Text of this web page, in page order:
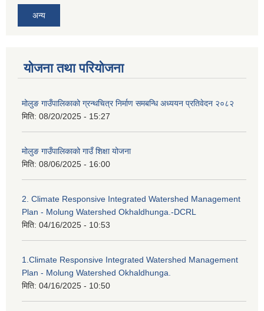
अन्य
योजना तथा परियोजना
मोलुङ गाउँपालिकाको ग्रन्थचित्र निर्माण समबन्धि अध्ययन प्रतिवेदन २०८२
मिति: 08/20/2025 - 15:27
मोलुङ गाउँपालिकाको गाउँ शिक्षा योजना
मिति: 08/06/2025 - 16:00
2. Climate Responsive Integrated Watershed Management
Plan - Molung Watershed Okhaldhunga.-DCRL
मिति: 04/16/2025 - 10:53
1.Climate Responsive Integrated Watershed Management
Plan - Molung Watershed Okhaldhunga.
मिति: 04/16/2025 - 10:50